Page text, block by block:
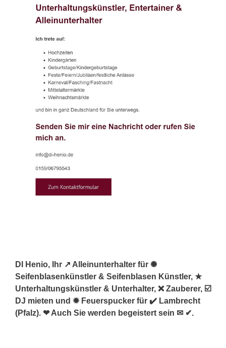
DI Henio, Ihr ↗️ Alleinunterhalter für ✺
Seifenblasenkünstler & Seifenblasen Künstler, ★
Unterhaltungskünstler & Unterhalter, ❌ Zauberer, ☑️
DJ mieten und ✹ Feuerspucker für ✔️ Lambrecht
(Pfalz). ❤ Auch Sie werden begeistert sein ✉ ✔.